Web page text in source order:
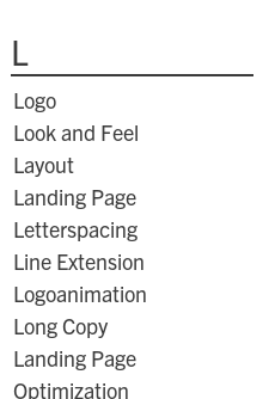
L
Logo
Look and Feel
Layout
Landing Page
Letterspacing
Line Extension
Logoanimation
Long Copy
Landing Page
Optimization